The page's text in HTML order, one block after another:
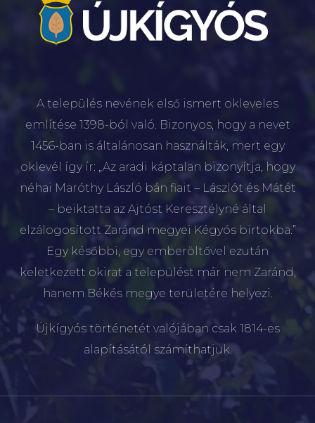
A település nevének első ismert okleveles
említése 1398-ból való. Bizonyos, hogy a nevet
1456-ban is általánosan használták, mert egy
oklevél így ír: „Az aradi káptalan bizonyítja, hogy
néhai Maróthy László bán fiait – Lászlót és Mátét
– beiktatta az Ajtóst Keresztélyné által
elzálogosított Zaránd megyei Kégyós birtokba.”
Egy későbbi, egy emberöltővel ezután
keletkezett okirat a települést már nem Zaránd,
hanem Békés megye területére helyezi.
Újkígyós történetét valójában csak 1814-es
alapításától számíthatjuk.